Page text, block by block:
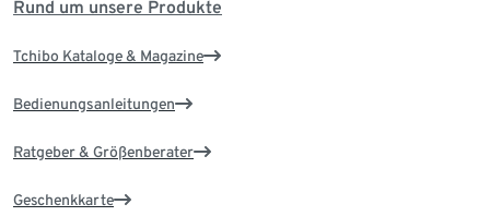
Rund um unsere Produkte
Tchibo Kataloge & Magazine
Bedienungsanleitungen
Ratgeber & Größenberater
Geschenkkarte